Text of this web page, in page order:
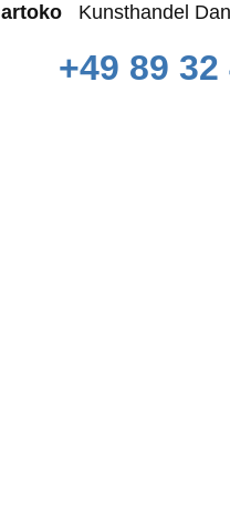
artokoKunsthandel
+49 89